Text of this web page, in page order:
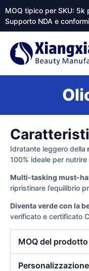
MOQ tipico per SKU:
Supporto NDA e
Idratante leggero della
100% ideale per
Multi-tasking must-
ripristinare l’equilibrio
Diventa verde con la
verificato e certificato
MOQ del prodotto
Personalizzazione